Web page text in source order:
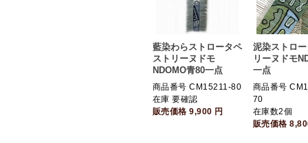
藍染わらストロータペ
ストリーヌドモ
NDOMO青80一点
商品番号 CM15211-80
在庫 要確認
販売価格9,900 円
泥染ストロ
リーヌドモ
一点
商品番号
70
在庫数2個
販売価格